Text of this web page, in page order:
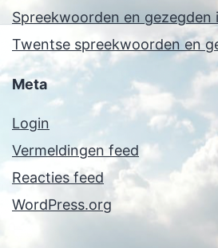
Spreekwoorden en gezegden
Twentse spreekwoorden en
Meta
Login
Vermeldingen feed
Reacties feed
WordPress.org